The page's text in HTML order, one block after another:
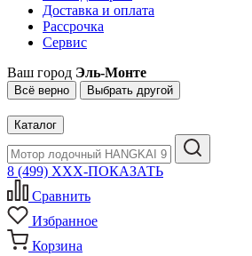
Доставка и оплата
Рассрочка
Сервис
Ваш город Эль-Монте
Всё верно Выбрать другой
Каталог
8 (499) XXX-ПОКАЗАТЬ
Сравнить
Избранное
Корзина